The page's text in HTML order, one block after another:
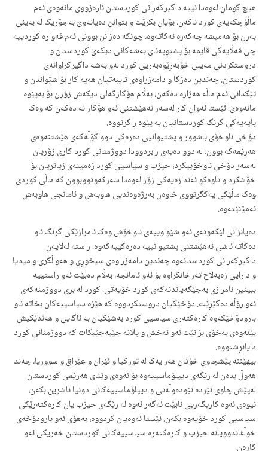
هیچ گومان لەوەدا نییە داگیرکەرانى کوردستان ئارەزووى مانەوەى ئەم
ماڵۆچکەیەى کورد ناکەن، بۆیان بکرێت و بتوانن دەیانەوێ بەجۆریک لە بەینى
بەرن بۆ هەمیشە چەکەرە نەکاتەوە، چونکە دەزانن بوونى ئەم قەوارە کوردییە
چى قەڵایەکى قایمە بۆ پشتوپەناى بەشەکانى دیکەى کوردستان و
دروستکردنى مەیلى خۆبەڕێوەبەریی کورد لەو بەشە داگیرکراوانەى
کوردستان. چەندین دەزگا و دامەزراوەى تایبەتیان هەیە کار بۆ شێواندن و
تێکدانى ئەم ماڵە هەژارە دەکەن، بەڵام هۆکارگەلى دیکەش زۆرن بۆ بەپێوە
مانەوەى. ئێستا ئەوان کار لەسەر نەهێشتنى ئەو هۆکارانە دەکەن کە وەک
پایەیەکى گرنگ کوردستانیان بە پێوە راگرتووە.
دۆخى ناوخۆى باشوور و پشتیوانیی دەرەکى دوو کۆڵەکەى هێشتنەوەى
هەرێمەکە بوون. لە دوو دەیەى رابردوودا دووژمنانى کورد کارى زۆریان
لەسەر دۆخى ناوخۆییکرد، حیزب و سیاسیی کورد زەمینەى زیاتریان بۆ
خۆشکرد و تاوەکو ئەندازەیەکى زۆر لەوەدا سەرکەوتووبوون کە ماڵى کوردى
وەک ماڵێکى یەکگرتووى خاوەن بەرژەوەندیی هاوبەش و ئامانجى هاوبەش
نەمێنێتەوە.
دەیانزانى لێکەوتەى ئەو شێواوییەى ناوخۆش وەک ئامرازێکى گرنگ ئاو
دەکاتە ئاشى نەهێشتنى پشتیوانییە دەرەکییەکەوە. راستە لەلایەن
داگیرکەرانى کوردستانەوە چەندین دامەزراوەى سیخوڕی و هەواڵگرى و میدیا
و دارایى زەبەلاح تەرخانکراوە بۆ ئەو ئامانجە، بەڵام دەبێت ئەو راستییە
ببینین ئامرازى بەجێگەیاندنەکەى کورد خۆیەتى. کورد لە برى دووژمنەکەى
ئەو رۆڵە دەگێڕێت. دۆخێکیان دروستکردووە کە هێزە سیاسییەکان بخاتە ناو
بارودۆخێکەوە کارەکتەرى سیاسیی کورد بەشێکیان بە ئاگایى و هەندێکیش
بێئەوەى بەخۆى بزانێت ئەو نەخش و پلانە جێبەجێبکات کە دووژمنانى کورد
دایانڕشتووە.
بیهێننە پێشچاوى خۆتان هەر یەک لە تورکیا و ئێران و عێراق و سووریا، چەند
هەوڵ بدەن لە رێگەى دیپلۆماسییەوە بۆ ئەوەى وێناى هەرێمى کوردستان
لەپێش چاوى نێردە نێودەوڵەتى و دیپلۆماسییەکانى دونیا ناشرین بکەن،
نیوەى ئەوە کاریگەریى نابێت ئەگەر ئەوە لە رێگەى حیزب یان کارەکتەرێکى
سیاسیی کورد خۆیەوە بکەن. ئێستا ئەوەیان کردووە، بەهۆى ئەو بارودۆخەى
خوڵقاندوویانە حیزب و کارەکتەرە سیاسییەکانى کوردستان خەریکى ئەو